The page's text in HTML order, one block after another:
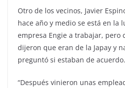
Otro de los vecinos, Javier
hace año y medio se está en la
empresa Engie a trabajar, pero
dijeron que eran de la Japay y
preguntó si estaban de acuerdo.
“Después vinieron unas